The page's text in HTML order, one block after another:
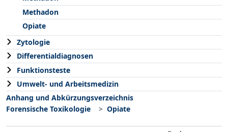
Methadon
Opiate
Zytologie
Differentialdiagnosen
Funktionsteste
Umwelt- und Arbeitsmedizin
Anhang und Abkürzungsverzeichnis
Forensische Toxikologie
Opiate